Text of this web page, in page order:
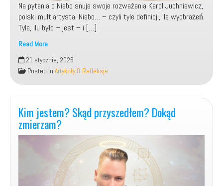
Na pytania o Niebo snuje swoje rozważania Karol Juchniewicz,
polski multiartysta. Niebo… – czyli tyle definicji, ile wyobrażeń.
Tyle, ilu było – jest – i […]
Read More
Jak
to
jest
z
tym
Niebem?
21 stycznia, 2026
Posted in Artykuły & Refleksje
Kim jestem? Skąd przyszedłem? Dokąd
zmierzam?